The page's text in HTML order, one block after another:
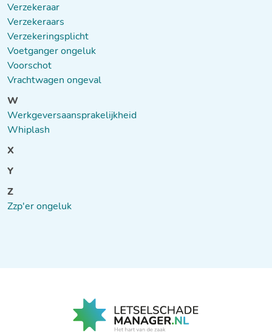
Verzekeraar
Verzekeraars
Verzekeringsplicht
Voetganger ongeluk
Voorschot
Vrachtwagen ongeval
W
Werkgeversaansprakelijkheid
Whiplash
X
Y
Z
Zzp'er ongeluk